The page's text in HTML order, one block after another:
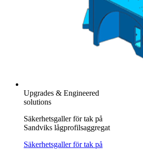
Upgrades & Engineered
solutions
Säkerhetsgaller för tak på
Sandviks lågprofilsaggregat
Säkerhetsgaller för tak på